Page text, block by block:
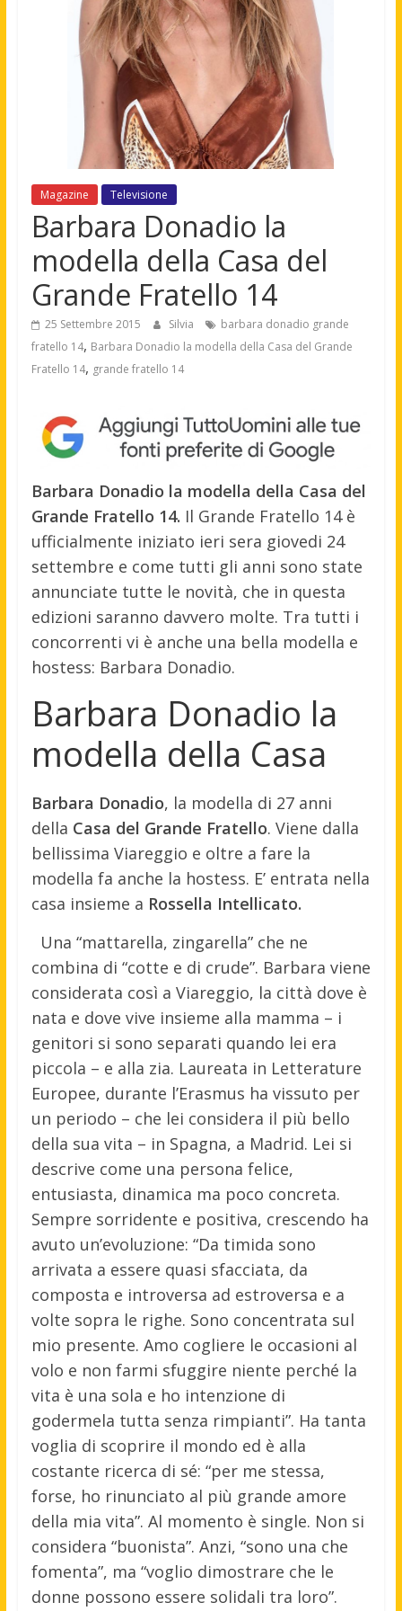
Magazine Televisione
Barbara Donadio la
modella della Casa del
Grande Fratello 14
25 Settembre 2015 Silvia
barbara donadio grande
fratello 14, Barbara Donadio la modella della Casa del Grande
Fratello 14, grande fratello 14
Barbara Donadio la modella della Casa del
Grande Fratello 14. Il Grande Fratello 14 è
ufficialmente iniziato ieri sera giovedi 24
settembre e come tutti gli anni sono state
annunciate tutte le novità, che in questa
edizioni saranno davvero molte. Tra tutti i
concorrenti vi è anche una bella modella e
hostess: Barbara Donadio.
Barbara Donadio la
modella della Casa
Barbara Donadio, la modella di 27 anni
della Casa del Grande Fratello. Viene dalla
bellissima Viareggio e oltre a fare la
modella fa anche la hostess. E’ entrata nella
casa insieme a Rossella Intellicato.
Una “mattarella, zingarella” che ne
combina di “cotte e di crude”. Barbara viene
considerata così a Viareggio, la città dove è
nata e dove vive insieme alla mamma – i
genitori si sono separati quando lei era
piccola – e alla zia. Laureata in Letterature
Europee, durante l’Erasmus ha vissuto per
un periodo – che lei considera il più bello
della sua vita – in Spagna, a Madrid. Lei si
descrive come una persona felice,
entusiasta, dinamica ma poco concreta.
Sempre sorridente e positiva, crescendo ha
avuto un’evoluzione: “Da timida sono
arrivata a essere quasi sfacciata, da
composta e introversa ad estroversa e a
volte sopra le righe. Sono concentrata sul
mio presente. Amo cogliere le occasioni al
volo e non farmi sfuggire niente perché la
vita è una sola e ho intenzione di
godermela tutta senza rimpianti”. Ha tanta
voglia di scoprire il mondo ed è alla
costante ricerca di sé: “per me stessa,
forse, ho rinunciato al più grande amore
della mia vita”. Al momento è single. Non si
considera “buonista”. Anzi, “sono una che
fomenta”, ma “voglio dimostrare che le
donne possono essere solidali tra loro”.